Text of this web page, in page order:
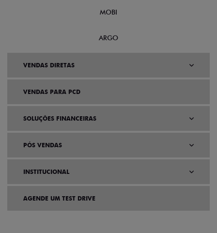
MOBI
ARGO
VENDAS DIRETAS
VENDAS PARA PCD
SOLUÇÕES FINANCEIRAS
PÓS VENDAS
INSTITUCIONAL
AGENDE UM TEST DRIVE